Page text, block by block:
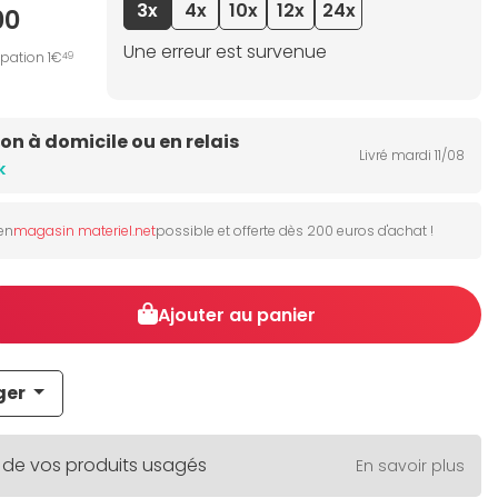
1€49
3x 4x 10x 12x
24x
Une erreur est survenue
à domicile ou en relais
Livré mardi 11/08
magasin materiel.netpossible et offerte dès 200 euros d'achat !
Ajouter au panier
de vos produits usagés En savoir plus